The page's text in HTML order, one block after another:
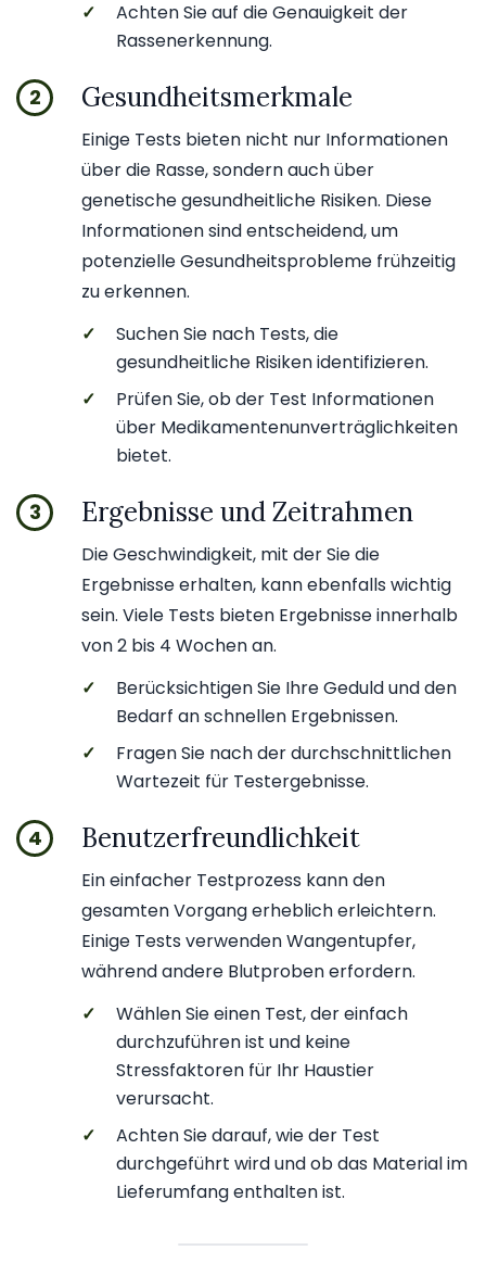
✓
Achten Sie auf die Genauigkeit der
Rassenerkennung.
2 Gesundheitsmerkmale
Einige Tests bieten nicht nur Informationen
über die Rasse, sondern auch über
genetische gesundheitliche Risiken. Diese
Informationen sind entscheidend, um
potenzielle Gesundheitsprobleme frühzeitig
zu erkennen.
✓
Suchen Sie nach Tests, die
gesundheitliche Risiken identifizieren.
✓
Prüfen Sie, ob der Test Informationen
über Medikamentenunverträglichkeiten
bietet.
3 Ergebnisse und Zeitrahmen
Die Geschwindigkeit, mit der Sie die
Ergebnisse erhalten, kann ebenfalls wichtig
sein. Viele Tests bieten Ergebnisse innerhalb
von 2 bis 4 Wochen an.
✓
Berücksichtigen Sie Ihre Geduld und den
Bedarf an schnellen Ergebnissen.
✓
Fragen Sie nach der durchschnittlichen
Wartezeit für Testergebnisse.
4 Benutzerfreundlichkeit
Ein einfacher Testprozess kann den
gesamten Vorgang erheblich erleichtern.
Einige Tests verwenden Wangentupfer,
während andere Blutproben erfordern.
✓
Wählen Sie einen Test, der einfach
durchzuführen ist und keine
Stressfaktoren für Ihr Haustier
verursacht.
✓
Achten Sie darauf, wie der Test
durchgeführt wird und ob das Material im
Lieferumfang enthalten ist.